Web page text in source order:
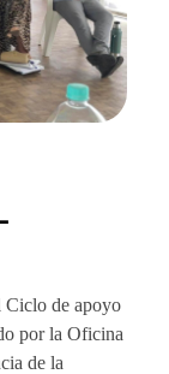
Ciclo de apoyo
por la Oficina
de la